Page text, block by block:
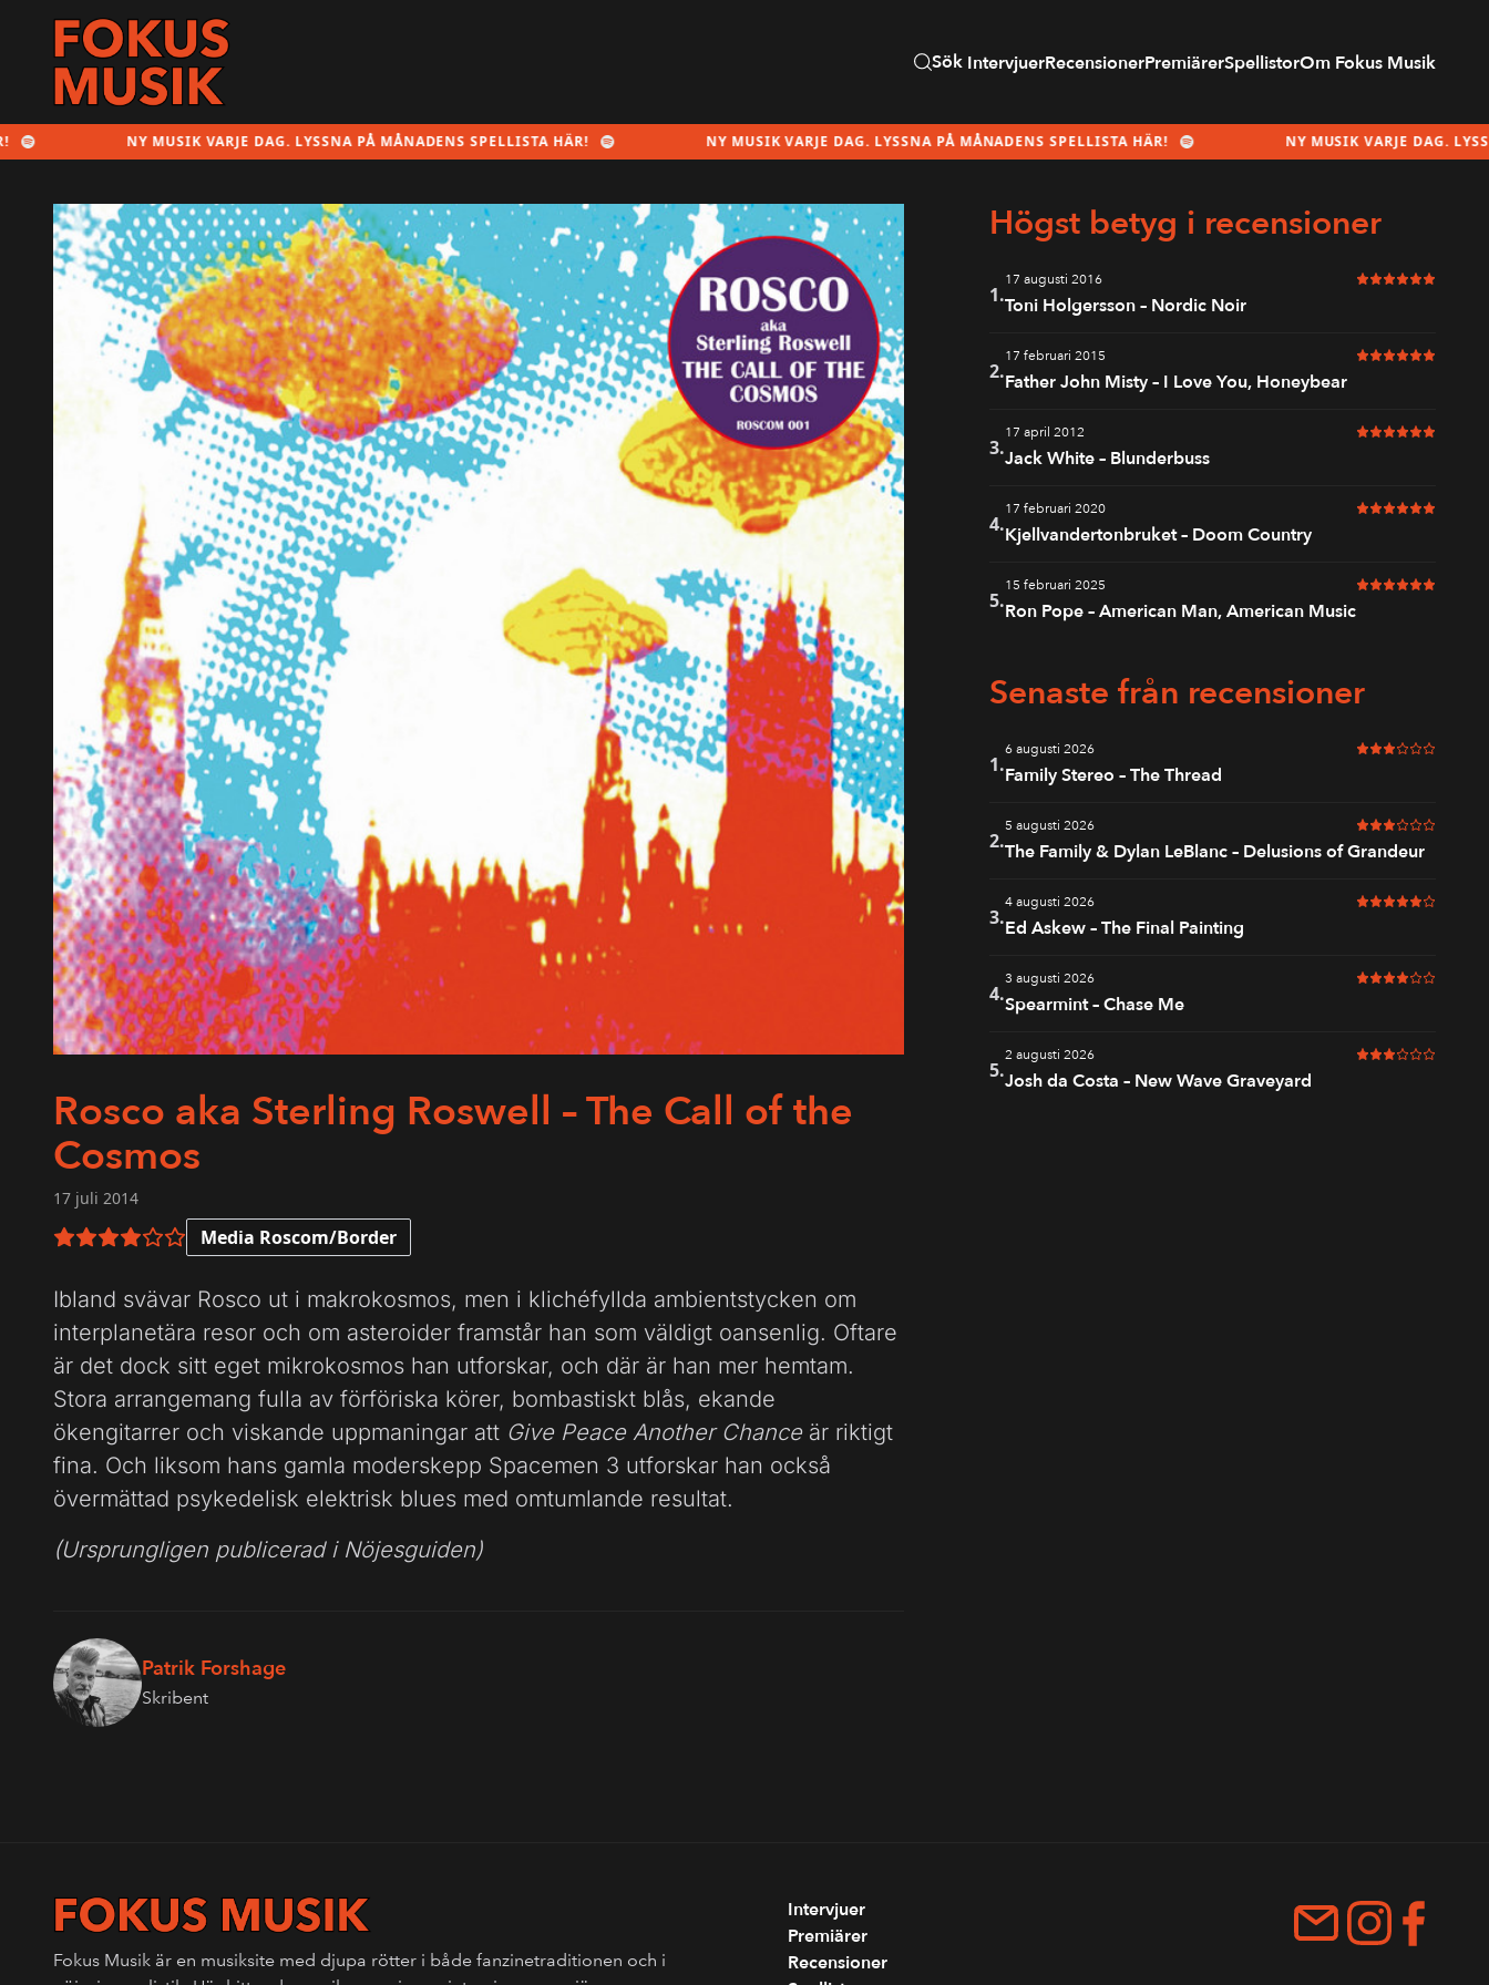
Sök IntervjuerRecensionerPremiärerSpellistorOm Fokus Musik
NY MUSIK VARJE DAG. LYSSNA PÅ MÅNADENS SPELLISTA HÄR! NY MUSIK VARJE DAG. LYSSNA PÅ MÅNADENS SPELLISTA HÄR! NY MUSIK VARJE DAG. LYSSNA PÅ
Rosco aka Sterling Roswell – The Call of the
Cosmos
17 juli 2014
4 av 6 i betyg Media Roscom/Border
Ibland svävar Rosco ut i makrokosmos, men i klichéfyllda ambientstycken om
interplanetära resor och om asteroider framstår han som väldigt oansenlig. Oftare
är det dock sitt eget mikrokosmos han utforskar, och där är han mer hemtam.
Stora arrangemang fulla av förföriska körer, bombastiskt blås, ekande
ökengitarrer och viskande uppmaningar att Give Peace Another Chanceär riktigt
fina. Och liksom hans gamla moderskepp Spacemen 3 utforskar han också
övermättad psykedelisk elektrisk blues med omtumlande resultat.
(Ursprungligen publicerad i Nöjesguiden)
Patrik Forshage
Skribent
Högst betyg i recensioner
1.
17 augusti 2016 6 av 6 i betyg
Toni Holgersson – Nordic Noir
2.
17 februari 2015 6 av 6 i betyg
Father John Misty – I Love You, Honeybear
3.
17 april 2012 6 av 6 i betyg
Jack White – Blunderbuss
4.
17 februari 2020 6 av 6 i betyg
Kjellvandertonbruket – Doom Country
5.
15 februari 2025 6 av 6 i betyg
Ron Pope – American Man, American Music
Senaste från recensioner
1.
6 augusti 2026 3 av 6 i betyg
Family Stereo – The Thread
2.
5 augusti 2026 3 av 6 i betyg
The Family & Dylan LeBlanc – Delusions of Grandeur
3.
4 augusti 2026 5 av 6 i betyg
Ed Askew – The Final Painting
4.
3 augusti 2026 4 av 6 i betyg
Spearmint – Chase Me
5.
2 augusti 2026 3 av 6 i betyg
Josh da Costa – New Wave Graveyard
Fokus Musik är en musiksite med djupa rötter i både fanzinetraditionen och i
Intervjuer
Premiärer
Recensioner